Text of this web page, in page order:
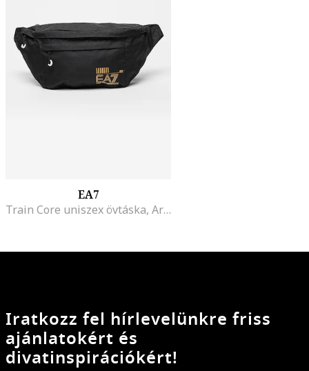
EA7
Train Core uniszex övtáska, Aranyszín/Fekete
Iratkozz fel hírlevelünkre friss
ajánlatokért és
divatinspirációkért!